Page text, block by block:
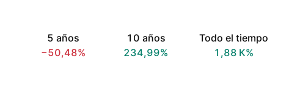
5 años
−50,48%
10 años
234,99%
Todo el tiempo
‪1,88 K‬%